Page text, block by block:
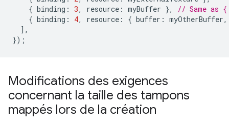
{ binding : 3, resource : myBuffer },
// Same as
{ binding : 4, resource : { buffer : myOtherBuffer,
],
});
Modifications des exigences
concernant la taille des tampons
mappés lors de la création